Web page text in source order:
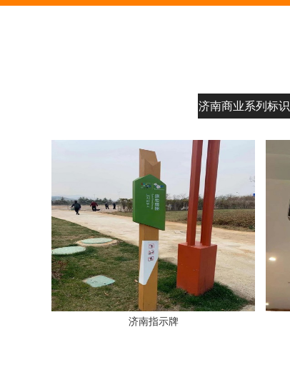
济南商业系列标识
济南指示牌